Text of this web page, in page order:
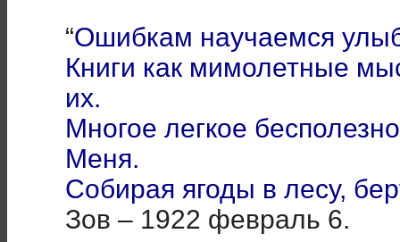
“Ошибкам научаемся
Книги как мимолетные
их.
Многое легкое
Меня.
Собирая ягоды в лесу,
Зов – 1922 февраль 6.